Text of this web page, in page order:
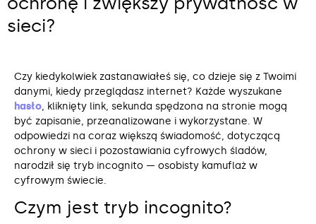
sieci?
Czy kiedykolwiek zastanawiałeś się, co dzieje się z Twoimi
danymi, kiedy przeglądasz internet? Każde wyszukane
hasło, kliknięty link, sekunda spędzona na stronie mogą
być zapisanie, przeanalizowane i wykorzystane. W
odpowiedzi na coraz większą świadomość, dotyczącą
ochrony w sieci i pozostawiania cyfrowych śladów,
narodził się tryb incognito — osobisty kamuflaż w
cyfrowym świecie.
Czym jest tryb incognito?